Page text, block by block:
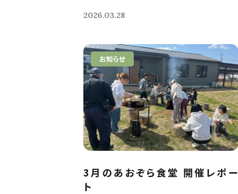
2026.03.28
お知らせ
3月のあおぞら食堂 開催レポー
ト